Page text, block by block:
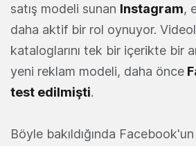
satış modeli sunan Instagram,
daha aktif bir rol oynuyor.
kataloglarını tek bir içerikte bir
yeni reklam modeli, daha önce
test edilmişti.
Böyle bakıldığında